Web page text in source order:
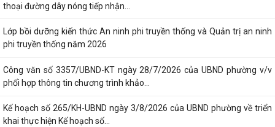
thoại đường dây nóng tiếp nhận...
Lớp bồi dưỡng kiến thức An ninh phi truyền thống và Quản trị an ninh
phi truyền thống năm 2026
Công văn số 3357/UBND-KT ngày 28/7/2026 của UBND phường v/v
phối hợp thông tin chương trình khảo...
Kế hoạch số 265/KH-UBND ngày 3/8/2026 của UBND phường về triển
khai thực hiện Kế hoạch số...